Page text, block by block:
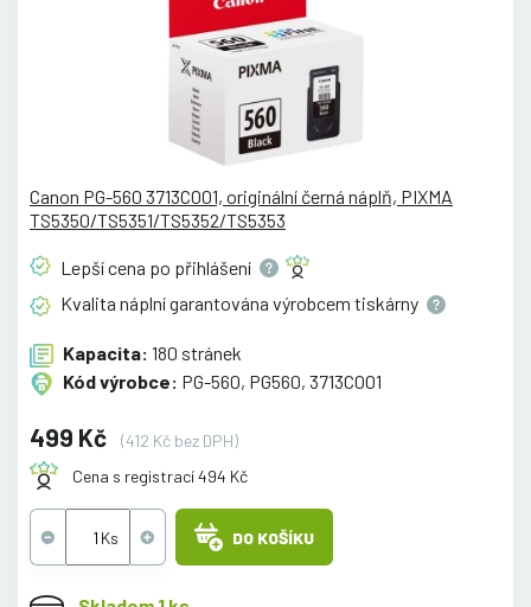
Canon PG-560 3713C001, originální černá náplň, PIXMA
TS5350/TS5351/TS5352/TS5353
Lepší cena po přihlášení
Kvalita náplní garantována výrobcem tiskárny
Kapacita: 180 stránek
Kód výrobce: PG-560, PG560, 3713C001
499 Kč
(412 Kč bez DPH)
Cena s registrací 494 Kč
DO KOŠÍKU